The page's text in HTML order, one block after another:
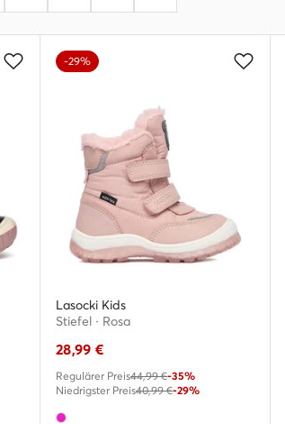
-29%
Lasocki Kids
Stiefel · Rosa
28,99 €
Regulärer Preis44,99 €-35%
Niedrigster Preis40,99 €-29%